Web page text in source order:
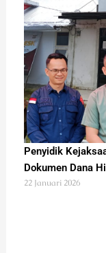
Penyidik
Dokumen Dana
22 Januari 2026